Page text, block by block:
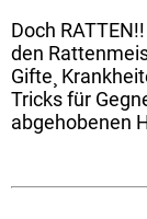
Doch
den
Gifte¸
Tricks für
abgehobenen